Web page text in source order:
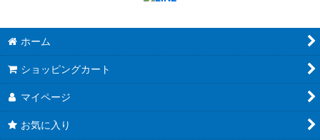
ホーム
ショッピングカート
マイページ
お気に入り